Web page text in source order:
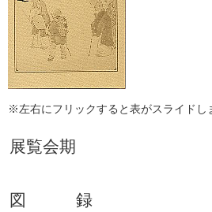
※左右にフリックすると表がスライドし
展覧会期
図 録